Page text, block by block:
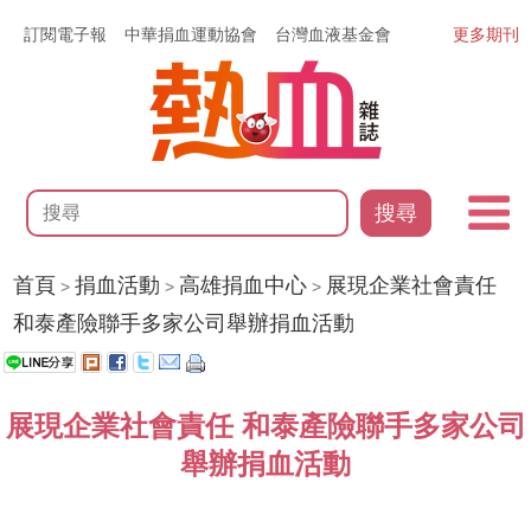
訂閱電子報 中華捐血運動協會 台灣血液基金會
搜尋
更多期刊
首頁 >捐血活動 > 高雄捐血中心 > 展現企業社會責任
和泰產險聯手多家公司舉辦捐血活動
展現企業社會責任 和泰產險聯手多家公司
舉辦捐血活動